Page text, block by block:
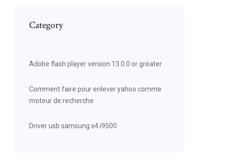
Category
Adobe flash player version 13.0.0 or greater
Comment faire pour enlever yahoo comme
moteur de recherche
Driver usb samsung s4 i9500